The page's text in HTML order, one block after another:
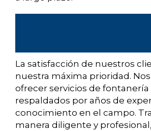
La satisfacción de nuestros
nuestra máxima prioridad.
ofrecer servicios de fontanería
respaldados por años de
conocimiento en el campo.
manera diligente y profesional,